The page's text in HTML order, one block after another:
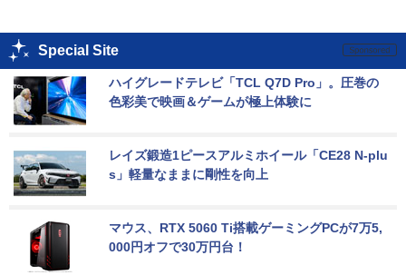
Special Site
ハイグレードテレビ「TCL Q7D Pro」。圧巻の
色彩美で映画＆ゲームが極上体験に
レイズ鍛造1ピースアルミホイール「CE28 N-plu
s」軽量なままに剛性を向上
マウス、RTX 5060 Ti搭載ゲーミングPCが7万5,
000円オフで30万円台！